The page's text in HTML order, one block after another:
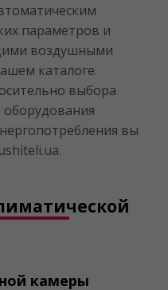
параметров и
воздушными
каталоге.
выбора
вы
камеры